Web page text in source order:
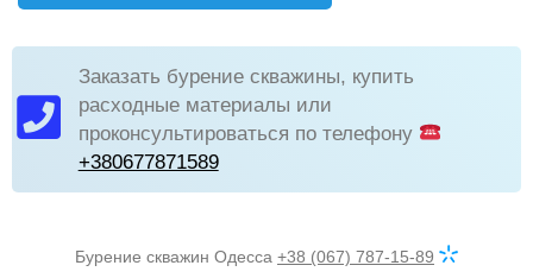
Заказать бурение скважины, купить
расходные материалы или
проконсультироваться по телефону
+380677871589
Бурение скважин Одесса +38 (067) 787-15-89